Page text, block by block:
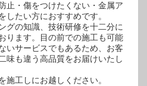
止・傷をつけたくない・金属ア
したい方におすすめです。
グの知識、技術研修を十二分に
ります。目の前での施工も可能
いサービスでもあるため、お客
味も違う高品質をお届けいたし
施工しにお越しください。